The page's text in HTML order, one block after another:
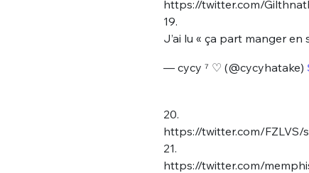
https://twitter.com/
19.
J’ai lu « ça part manger en
— cycy ⁷ ♡ (@cycyhatake)
20.
https://twitter.com/FZLVS/
21.
https://twitter.com/